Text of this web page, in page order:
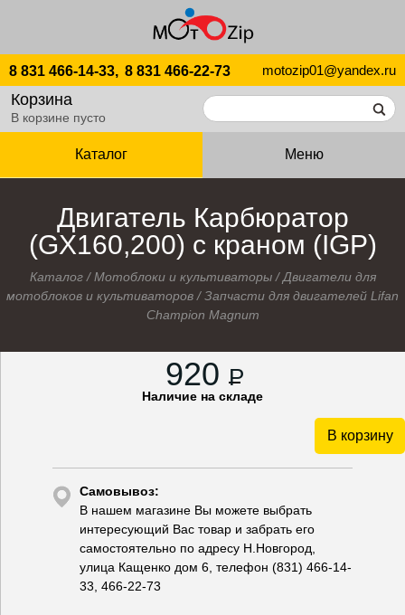
8 831 466-14-33, 8 831 466-22-73 motozip01@yandex.ru
Корзина
В корзине пусто
Каталог Меню
Двигатель Карбюратор
(GХ160,200) с краном (IGP)
Каталог/Мотоблоки и культиваторы/Двигатели для
мотоблоков и культиваторов /Запчасти для двигателей Lifan
Champion Magnum
920 P
Наличие на складе
В корзину
Самовывоз:
В нашем магазине Вы можете выбрать
интересующий Вас товар и забрать его
самостоятельно по адресу Н.Новгород,
улица Кащенко дом 6, телефон (831) 466-14-
33, 466-22-73